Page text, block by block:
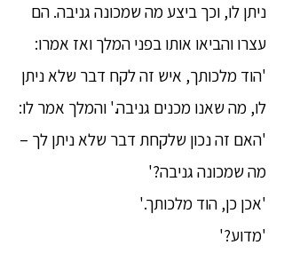
ניתן לו, וכך ביצע מה שמכונה גניבה. הם
עצרו והביאו אותו בפני המלך ואז אמרו:
'הוד מלכותך, איש זה לקח דבר שלא ניתן
לו, מה שאנו מכנים גניבה.' והמלך אמר לו:
'האם זה נכון שלקחת דבר שלא ניתן לך –
מה שמכונה גניבה?'
'אכן כן, הוד מלכותך.'
'מדוע?'